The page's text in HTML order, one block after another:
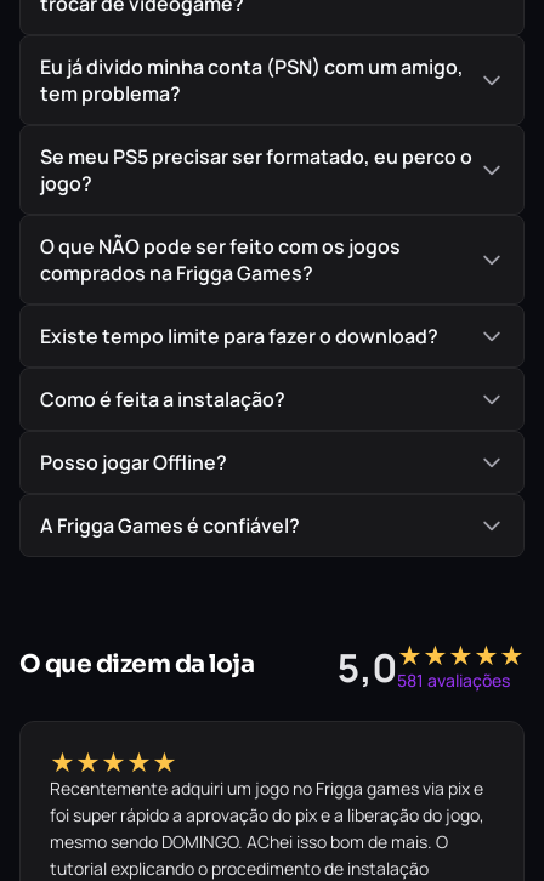
Eu já divido minha conta (PSN) com um amigo,
tem problema?
Se meu PS5 precisar ser formatado, eu perco o
jogo?
O que NÃO pode ser feito com os jogos
comprados na Frigga Games?
Existe tempo limite para fazer o download?
Como é feita a instalação?
Posso jogar Offline?
A Frigga Games é confiável?
O que dizem da loja 5,0★★★★★
581 avaliações
★★★★★
Recentemente adquiri um jogo no Frigga games via pix e
foi super rápido a aprovação do pix e a liberação do jogo,
mesmo sendo DOMINGO. AChei isso bom de mais. O
tutorial explicando o procedimento de instalação